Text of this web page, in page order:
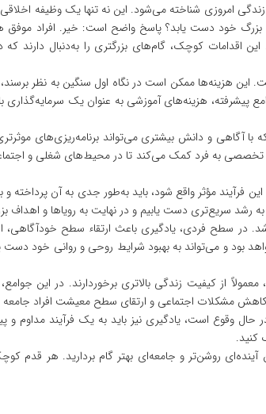
زندگی امروزی شناخته می‌شود. این نه تنها یک وظیفه
خود دست یابد؟ پاسخ واضح است: خیر. افراد موفق
اقدامات کوچک، گام‌های بزرگتری را به‌دنبال
این هزینه‌ها ممکن است در نگاه اول سنگین به نظر
پیشرفته، هزینه‌های آموزشی به عنوان یک
با آگاهی و دانش بیشتری می‌تواند برنامه‌ریزی‌های
و تخصصی به فرد کمک می‌کند تا در محیط‌های شغلی و
مؤثر واقع شود، باید به‌طور جدی به آن پرداخته
رشد سریع‌تری دست یابیم و در نهایت به رویاها و اهداف
در سطح فردی، یادگیری باعث ارتقاء سطح خودآگاهی،
بود و می‌تواند به بهبود شرایط روحی و روانی خود
از کیفیت زندگی بالاتری برخوردارند. در این
مشکلات اجتماعی و ارتقای سطح معیشت افراد
وقوع است، یادگیری نیز باید به یک فرآیند مداوم و
کنید.
روشن‌تر و جامعه‌ای بهتر گام بردارید. هر قدم